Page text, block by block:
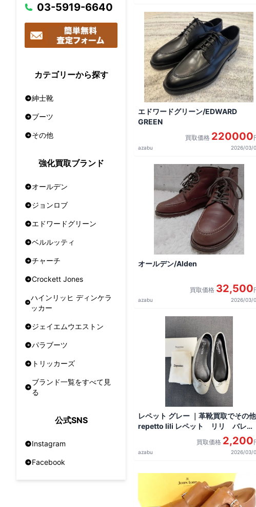
03-5919-6640
カテゴリーから探す
紳士靴
ブーツ
その他
強化買取ブランド
オールデン
ジョンロブ
エドワードグリーン
ベルルッティ
チャーチ
Crockett Jones
ハインリッヒ ディンケラ
ッカー
ジェイエムウエストン
パラブーツ
トリッカーズ
ブランド一覧をすべて見
る
公式SNS
Instagram
Facebook
エドワードグリーン/EDWARD
GREEN
買取価格 220000
azabu 2026/03/
オールデン/Alden
買取価格 32,500
azabu 2026/03/
レペット グレー ｜革靴買取でその
repetto lili レペット リリ バレエ
シューズ ]を買取しました。
買取価格 2,200
azabu 2026/03/